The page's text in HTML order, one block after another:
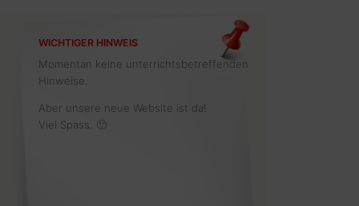
WICHTIGER HINWEIS
Momentan keine unterrichtsbetreffenden
Hinweise.
Aber unsere neue Website ist da!
Viel Spass. 🙂